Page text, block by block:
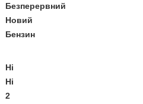
Безперервний
Новий
Бензин
Ні
Ні
2